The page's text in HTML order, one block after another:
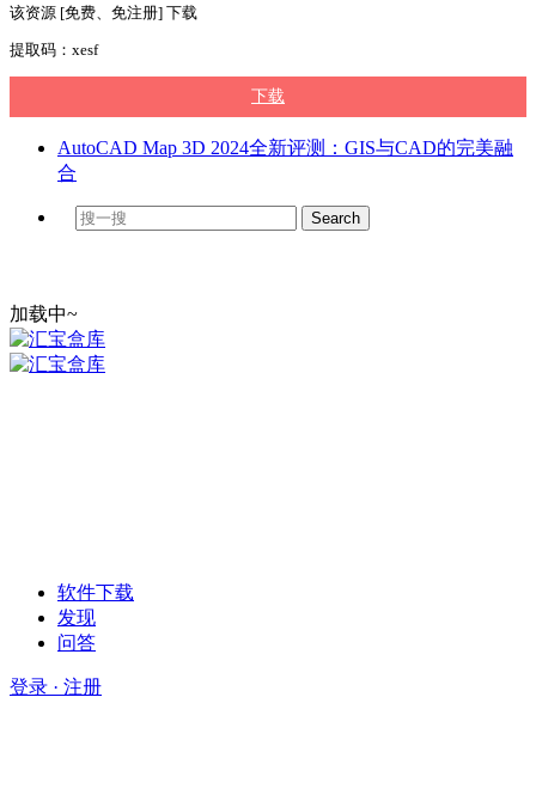
该资源 [免费、免注册] 下载
提取码：xesf
下载
AutoCAD Map 3D 2024全新评测：GIS与CAD的完美融
合
加载中~
软件下载
发现
问答
登录 · 注册